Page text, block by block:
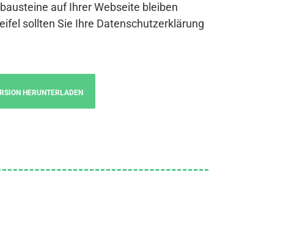
auf Ihrer Webseite bleiben
sollten Sie Ihre Datenschutzerklärung
HERUNTERLADEN